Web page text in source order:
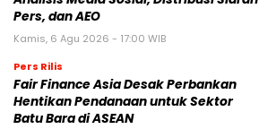
Pers, dan AEO
Kamis, 6 Agu 2026 - 17:00 WIB
Pers Rilis
Fair Finance Asia Desak Perbankan
Hentikan Pendanaan untuk Sektor
Batu Bara di ASEAN